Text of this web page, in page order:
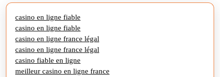
casino en ligne fiable
casino en ligne fiable
casino en ligne france légal
casino en ligne france légal
casino fiable en ligne
meilleur casino en ligne france